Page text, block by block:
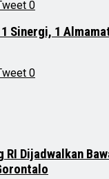
0
Sinergi, 1
0
RI Dijadwalkan